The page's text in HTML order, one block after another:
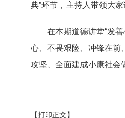
典”环节，主持人带领大
在本期道德讲堂“发
心、不畏艰险、冲锋在前
攻坚、全面建成小康社会
【打印正文】